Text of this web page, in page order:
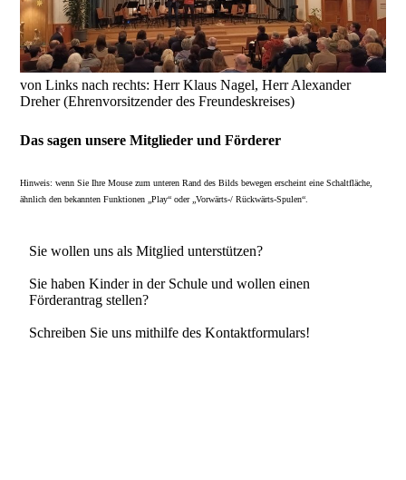
von Links nach rechts: Herr Klaus Nagel, Herr Alexander
Dreher (Ehrenvorsitzender des Freundeskreises)
Das sagen unsere Mitglieder und Förderer
Hinweis: wenn Sie Ihre Mouse zum unteren Rand des Bilds bewegen erscheint eine Schaltfläche,
ähnlich den bekannten Funktionen „Play“ oder „Vorwärts-/ Rückwärts-Spulen“.
Sie wollen uns als Mitglied unterstützen?
Sie haben Kinder in der Schule und wollen einen
Förderantrag stellen?
Schreiben Sie uns mithilfe des Kontaktformulars!